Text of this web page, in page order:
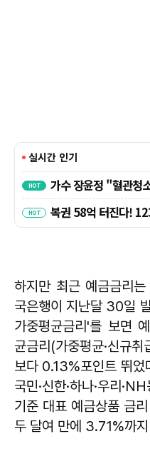
하지만 최근 예금금리
국은행이 지난달 30일
가중평균금리'를 보면
균금리(가중평균·신규
보다 0.13%포인트 뛰
국민·신한·하나·우리
기준 대표 예금상품 금
두 달여 만에 3.71%까